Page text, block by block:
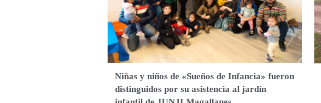
Niñas y niños de «Sueños de Infancia» fueron
distinguidos por su asistencia al jardín